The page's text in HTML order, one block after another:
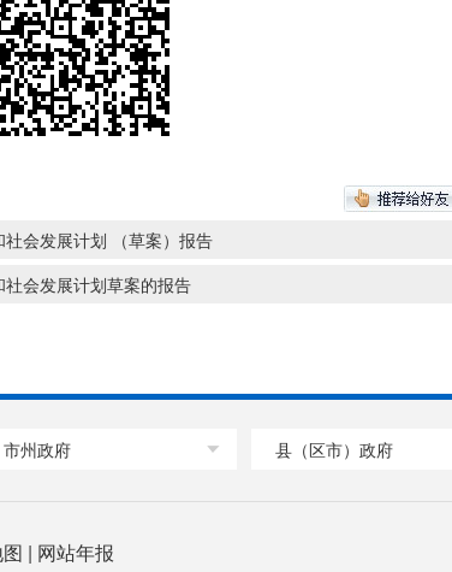
会发展计划 （草案）报告
会发展计划草案的报告
市州政府 县（区市）政府
| 网站年报